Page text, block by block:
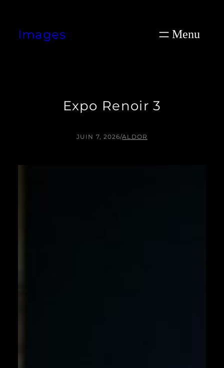
contenu
Images
Expo Renoir 3
JUIN 7, 2026/ALDOR